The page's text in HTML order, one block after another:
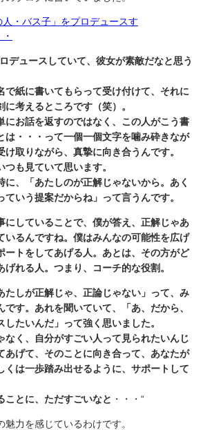
・バス子」をプロデュースす
デュースしていて、彼女が素敵だなと思う
で紙に書いてもらって受け付けて、それに
考えるところです（笑）。
にお話を返すのではなく、この人がこう書
は・・・って一個一個文字を噛み砕きなが
け取りながら、真摯に向き合うんです。
も見ていて思います。
に、「あたしのが正解じゃないから。あく
ていう提案だからね」って言うんです。
にしていることで、僕が答え、正解じゃあ
いるんですね。僕はみんなの可能性を広げ
ートをしてあげる人。あとは、その方がど
げれる人。つまり、コーチ的な役割。
たしが正解じゃ、正論じゃない」って、み
です。あれを聞いていて、「あ、だから、
たいんだ」って強く思いました。
なく、自分がすごい人って見られたいんじ
あげて、そのことに向き合って、あなたが
くは一歩踏み出せるように、サポートして
ことに、ただすごいなと ・・・“
力を感じているわけです。